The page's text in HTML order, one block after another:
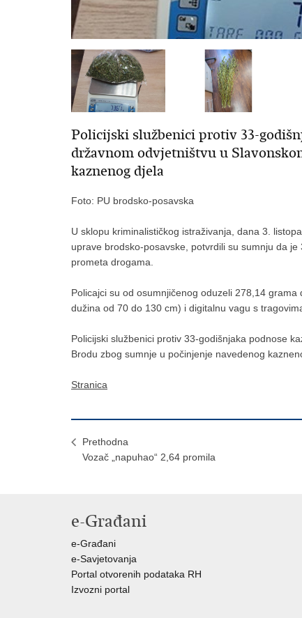
Policijski službenici protiv 33-
državnom odvjetništvu u
kaznenog djela
Foto: PU brodsko-posavska
U sklopu kriminalističkog istraživanja, dana 3.
uprave brodsko-posavske, potvrdili su sumnju da
prometa drogama.
Policajci su od osumnjičenog oduzeli 278,14
dužina od 70 do 130 cm) i digitalnu vagu s
Policijski službenici protiv 33-godišnjaka podnose
Brodu zbog sumnje u počinjenje navedenog
Stranica
Prethodna
Vozač „napuhao“ 2,64 promila
e-Građani
e-Građani
e-Savjetovanja
Portal otvorenih podataka RH
Izvozni portal